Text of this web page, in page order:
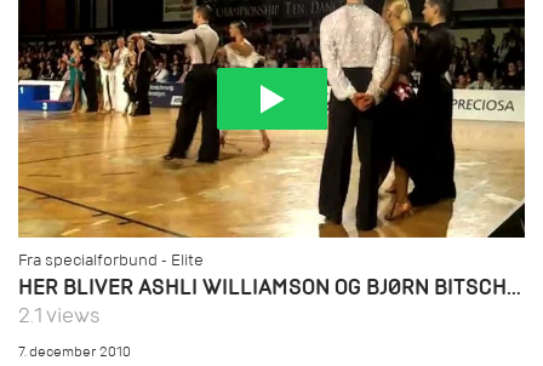
Fra specialforbund - Elite
HER BLIVER ASHLI WILLIAMSON OG BJØRN BITSCH VERDENSMESTRE
2.1 views
7. december 2010